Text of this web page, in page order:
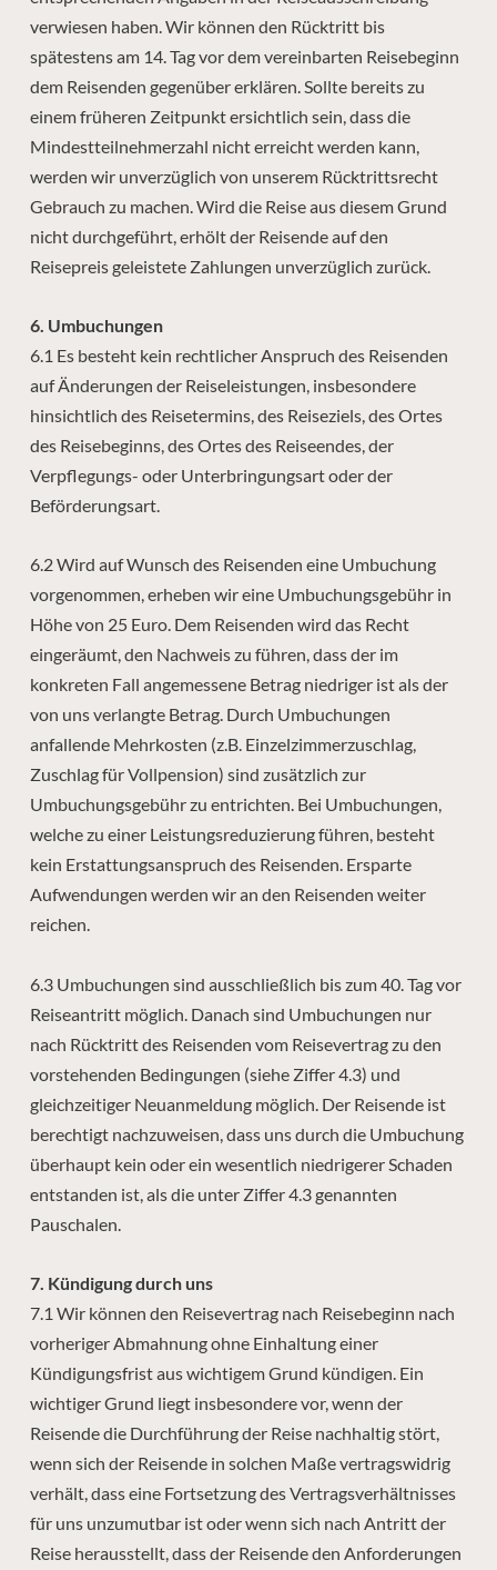
verwiesen haben. Wir können den Rücktritt bis
spätestens am 14. Tag vor dem vereinbarten Reisebeginn
dem Reisenden gegenüber erklären. Sollte bereits zu
einem früheren Zeitpunkt ersichtlich sein, dass die
Mindestteilnehmerzahl nicht erreicht werden kann,
werden wir unverzüglich von unserem Rücktrittsrecht
Gebrauch zu machen. Wird die Reise aus diesem Grund
nicht durchgeführt, erhölt der Reisende auf den
Reisepreis geleistete Zahlungen unverzüglich zurück.
6. Umbuchungen
6.1 Es besteht kein rechtlicher Anspruch des Reisenden
auf Änderungen der Reiseleistungen, insbesondere
hinsichtlich des Reisetermins, des Reiseziels, des Ortes
des Reisebeginns, des Ortes des Reiseendes, der
Verpflegungs- oder Unterbringungsart oder der
Beförderungsart.
6.2 Wird auf Wunsch des Reisenden eine Umbuchung
vorgenommen, erheben wir eine Umbuchungsgebühr in
Höhe von 25 Euro. Dem Reisenden wird das Recht
eingeräumt, den Nachweis zu führen, dass der im
konkreten Fall angemessene Betrag niedriger ist als der
von uns verlangte Betrag. Durch Umbuchungen
anfallende Mehrkosten (z.B. Einzelzimmerzuschlag,
Zuschlag für Vollpension) sind zusätzlich zur
Umbuchungsgebühr zu entrichten. Bei Umbuchungen,
welche zu einer Leistungsreduzierung führen, besteht
kein Erstattungsanspruch des Reisenden. Ersparte
Aufwendungen werden wir an den Reisenden weiter
reichen.
6.3 Umbuchungen sind ausschließlich bis zum 40. Tag vor
Reiseantritt möglich. Danach sind Umbuchungen nur
nach Rücktritt des Reisenden vom Reisevertrag zu den
vorstehenden Bedingungen (siehe Ziffer 4.3) und
gleichzeitiger Neuanmeldung möglich. Der Reisende ist
berechtigt nachzuweisen, dass uns durch die Umbuchung
überhaupt kein oder ein wesentlich niedrigerer Schaden
entstanden ist, als die unter Ziffer 4.3 genannten
Pauschalen.
7. Kündigung durch uns
7.1 Wir können den Reisevertrag nach Reisebeginn nach
vorheriger Abmahnung ohne Einhaltung einer
Kündigungsfrist aus wichtigem Grund kündigen. Ein
wichtiger Grund liegt insbesondere vor, wenn der
Reisende die Durchführung der Reise nachhaltig stört,
wenn sich der Reisende in solchen Maße vertragswidrig
verhält, dass eine Fortsetzung des Vertragsverhältnisses
für uns unzumutbar ist oder wenn sich nach Antritt der
Reise herausstellt, dass der Reisende den Anforderungen